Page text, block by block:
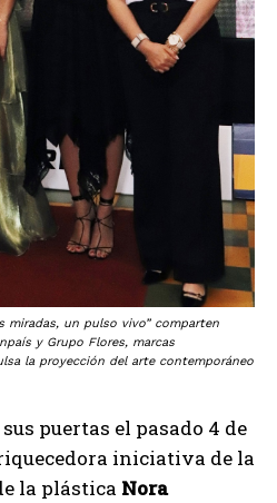
miradas, un pulso vivo” comparten
y Grupo Flores, marcas
la proyección del arte contemporáneo
puertas el pasado 4 de
iniciativa de la
la plástica Nora